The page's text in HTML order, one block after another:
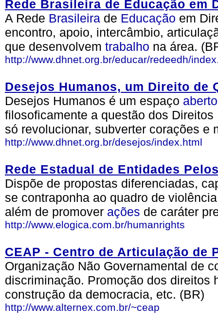
Rede Brasileira de Educação em
A Rede Brasileira de Educação em
encontro, apoio, intercâmbio,
que desenvolvem trabalho na área.
http://www.dhnet.org.br/educar/redeedh/
Desejos Humanos, um Direito de
Desejos Humanos é um espaço aberto
filosoficamente a questão dos
só revolucionar, subverter corações e
http://www.dhnet.org.br/desejos/index.html
Rede Estadual de Entidades
Dispõe de propostas diferenciadas,
se contraponha ao quadro de
além de promover ações de caráter
http://www.elogica.com.br/humanrights
CEAP - Centro de Articulação de
Organização Não Governamental de
discriminação. Promoção dos direitos
construção da democracia, etc. (BR)
http://www.alternex.com.br/~ceap